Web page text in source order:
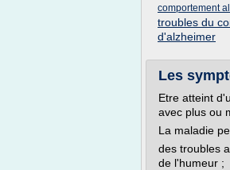
comportement
troubles du
d'alzheimer
Les
Etre atteint
avec plus ou
La maladie
des troubles
de l'humeur ;